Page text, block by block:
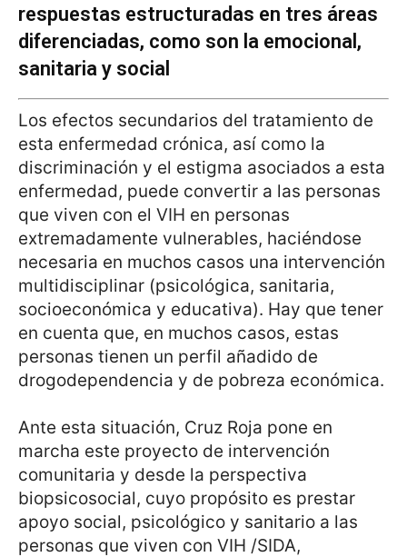
respuestas estructuradas en tres áreas
diferenciadas, como son la emocional,
sanitaria y social
Los efectos secundarios del tratamiento de
esta enfermedad crónica, así como la
discriminación y el estigma asociados a esta
enfermedad, puede convertir a las personas
que viven con el VIH en personas
extremadamente vulnerables, haciéndose
necesaria en muchos casos una intervención
multidisciplinar (psicológica, sanitaria,
socioeconómica y educativa). Hay que tener
en cuenta que, en muchos casos, estas
personas tienen un perfil añadido de
drogodependencia y de pobreza económica.
Ante esta situación, Cruz Roja pone en
marcha este proyecto de intervención
comunitaria y desde la perspectiva
biopsicosocial, cuyo propósito es prestar
apoyo social, psicológico y sanitario a las
personas que viven con VIH /SIDA,